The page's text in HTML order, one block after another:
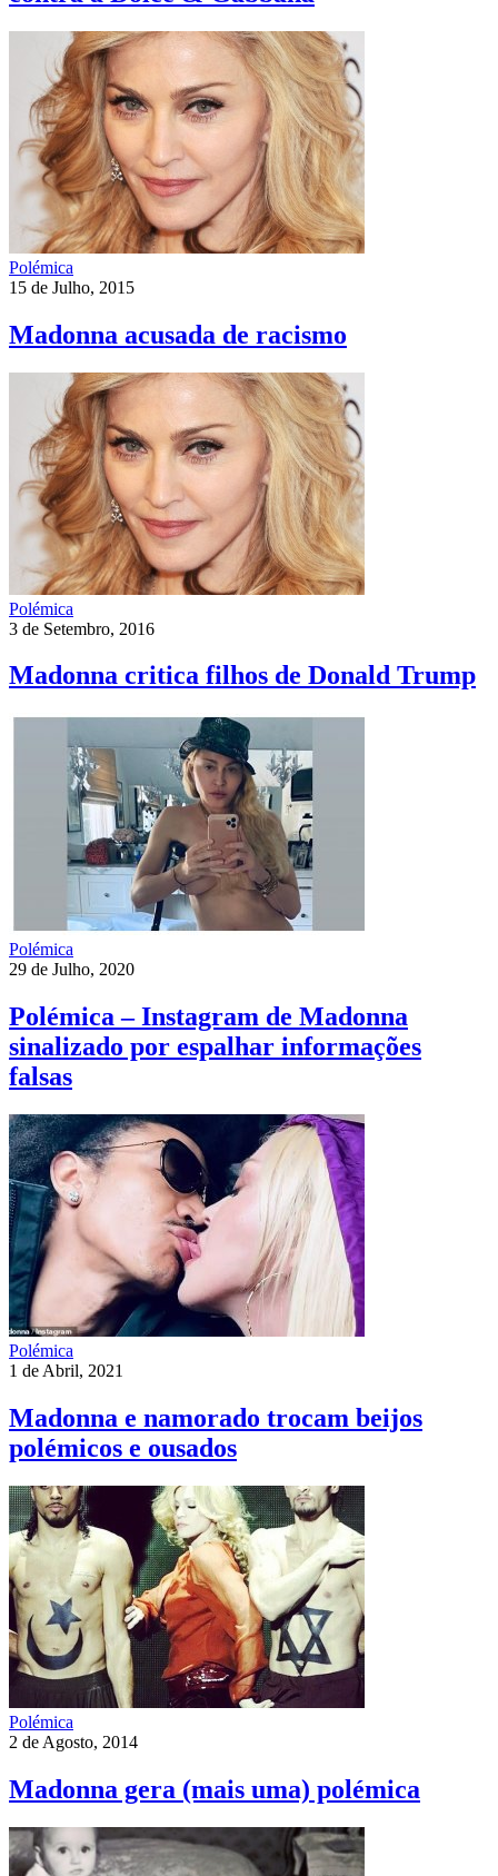
Polémica
15 de Julho, 2015
Madonna acusada de racismo
Polémica
3 de Setembro, 2016
Madonna critica filhos de Donald Trump
Polémica
29 de Julho, 2020
Polémica – Instagram de Madonna
sinalizado por espalhar informações
falsas
Polémica
1 de Abril, 2021
Madonna e namorado trocam beijos
polémicos e ousados
Polémica
2 de Agosto, 2014
Madonna gera (mais uma) polémica